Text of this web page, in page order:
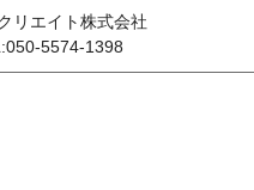
リエイト株式会社
5574-1398